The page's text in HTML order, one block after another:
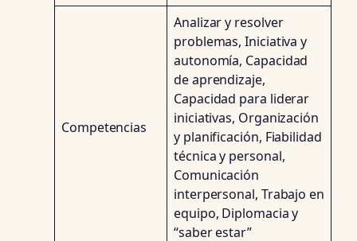
Competencias
Analizar y resolver
problemas, Iniciativa y
autonomía, Capacidad
de aprendizaje,
Capacidad para liderar
iniciativas, Organización
y planificación, Fiabilidad
técnica y personal,
Comunicación
interpersonal, Trabajo en
equipo, Diplomacia y
“saber estar”